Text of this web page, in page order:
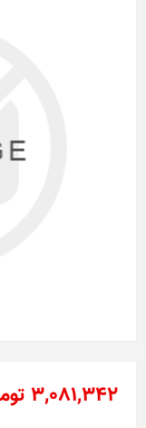
3,081,342 تومان